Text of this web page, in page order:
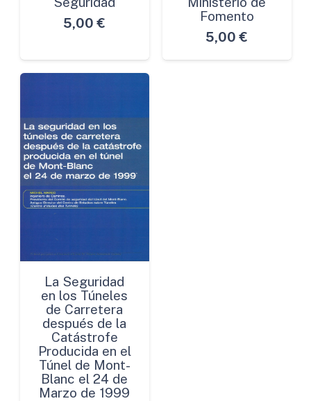
5,00 €
Fomento
5,00 €
La Seguridad
en los Túneles
de Carretera
después de la
Catástrofe
Producida en el
Túnel de Mont-
Blanc el 24 de
Marzo de 1999